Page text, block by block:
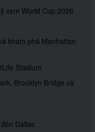
xem World Cup 2026
khám phá Manhattan
Stadium
Brooklyn Bridge và
Dallas